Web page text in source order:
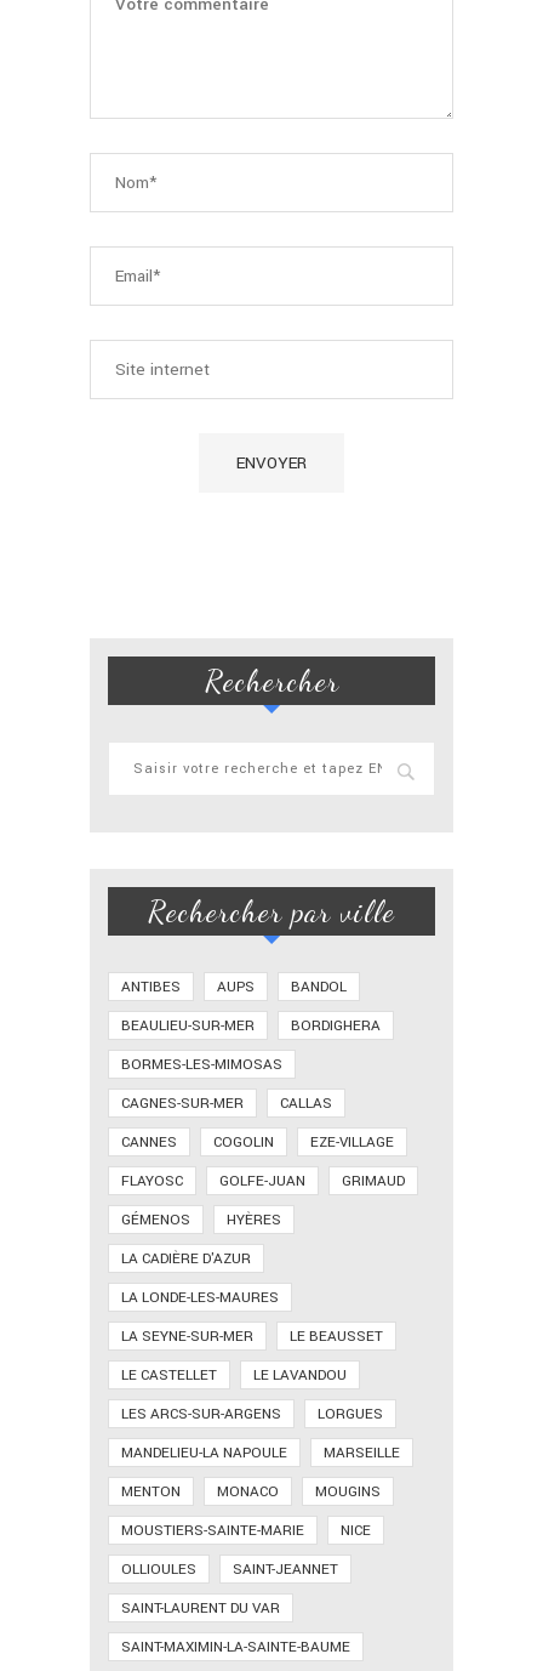
Rechercher
Rechercher par ville
ANTIBES AUPS
BANDOL
BEAULIEU-SUR-MER
BORDIGHERA
BORMES-LES-MIMOSAS
CAGNES-SUR-MER
CALLAS
CANNES
COGOLIN
EZE-VILLAGE
FLAYOSC
GOLFE-JUAN
GRIMAUD
GÉMENOS
HYÈRES
LA CADIÈRE D'AZUR
LA LONDE-LES-MAURES
LA SEYNE-SUR-MER
LE BEAUSSET
LE CASTELLET
LE LAVANDOU
LES ARCS-SUR-ARGENS
LORGUES
MANDELIEU-LA NAPOULE
MARSEILLE
MENTON
MONACO
MOUGINS
MOUSTIERS-SAINTE-MARIE
NICE
OLLIOULES
SAINT-JEANNET
SAINT-LAURENT DU VAR
SAINT-MAXIMIN-LA-SAINTE-BAUME